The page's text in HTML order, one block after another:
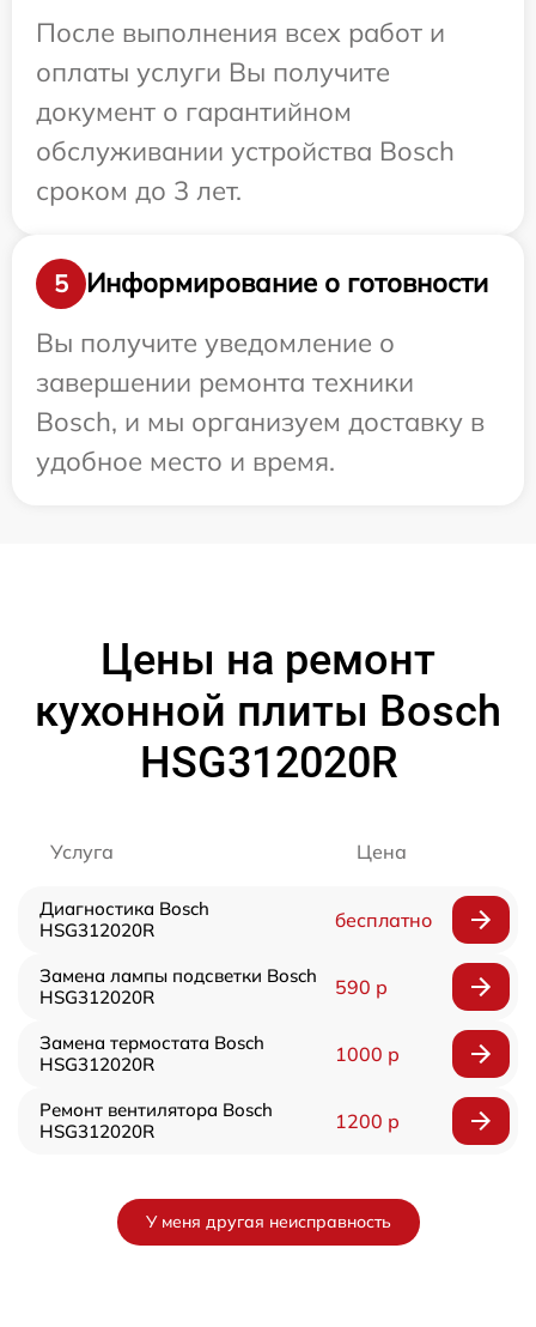
После выполнения всех работ и
оплаты услуги Вы получите
документ о гарантийном
обслуживании устройства Bosch
сроком до 3 лет.
5
Информирование о готовности
Вы получите уведомление о
завершении ремонта техники
Bosch, и мы организуем доставку в
удобное место и время.
Цены на ремонт
кухонной плиты Bosch
HSG312020R
Услуга Цена
Диагностика Bosch
HSG312020R
бесплатно
Замена лампы подсветки Bosch
HSG312020R
590 р
Замена термостата Bosch
HSG312020R
1000 р
Ремонт вентилятора Bosch
HSG312020R
1200 р
У меня другая неисправность